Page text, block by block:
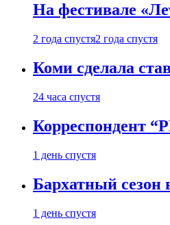
На фестивале
2 года спустя2 года спустя
Коми сделала
24 часа спустя
Корреспондент
1 день спустя
Бархатный сезон
1 день спустя